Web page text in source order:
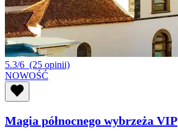
5.3/6 (25 opinii)
NOWOŚĆ
Magia północnego wybrzeża VIP